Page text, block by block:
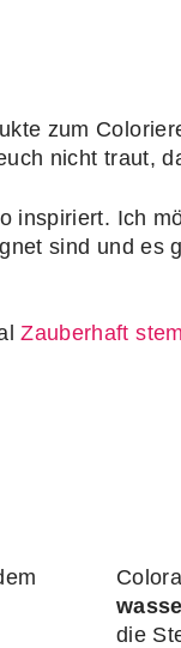
zum
nicht traut,
inspiriert. Ich
sind und es
Zauberhaft
die